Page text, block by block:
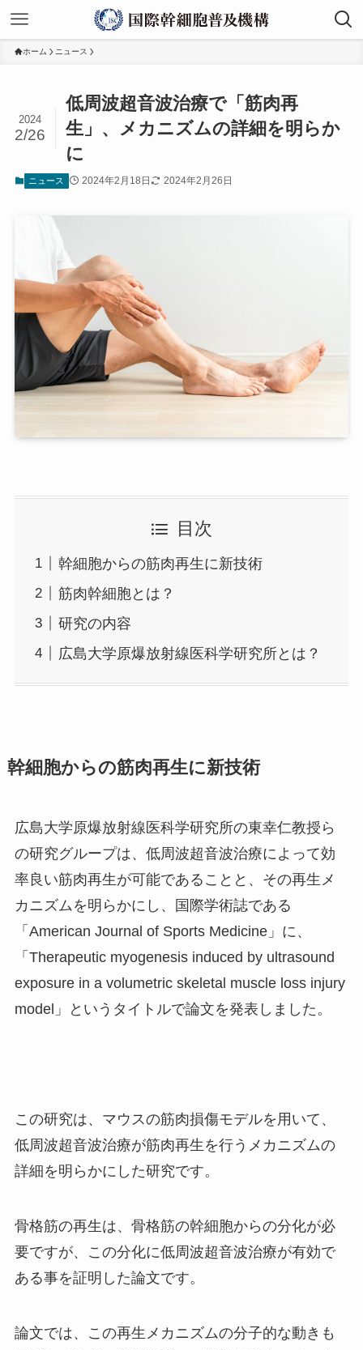
ホーム ニュース
低周波超音波治療で「筋肉再
生」、メカニズムの詳細を明らか
に
2024
2/26
ニュース 2024年2月18日 2024年2月26日
目次
幹細胞からの筋肉再生に新技術
筋肉幹細胞とは？
研究の内容
広島大学原爆放射線医科学研究所とは？
幹細胞からの筋肉再生に新技術
広島大学原爆放射線医科学研究所の東幸仁教授ら
の研究グループは、低周波超音波治療によって効
率良い筋肉再生が可能であることと、その再生メ
カニズムを明らかにし、国際学術誌である
「 American Journal of Sports Medicine」に、
「 Therapeutic myogenesis induced by ultrasound
exposure in a volumetric skeletal muscle loss injury
model 」というタイトルで論文を発表しました。
この研究は、マウスの筋肉損傷モデルを用いて、
低周波超音波治療が筋肉再生を行うメカニズムの
詳細を明らかにした研究です。
骨格筋の再生は、骨格筋の幹細胞からの分化が必
要ですが、この分化に低周波超音波治療が有効で
ある事を証明した論文です。
論文では、この再生メカニズムの分子的な動きも